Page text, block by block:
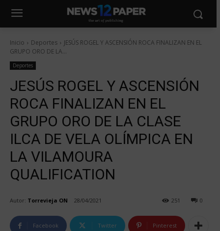
Inicio Deportes
JESÚS ROGEL Y ASCENSIÓN ROCA FINALIZAN EN EL
GRUPO ORO DE LA...
Deportes
JESÚS ROGEL Y ASCENSIÓN
ROCA FINALIZAN EN EL
GRUPO ORO DE LA CLASE
ILCA DE VELA OLÍMPICA EN
LA VILAMOURA
QUALIFICATION
Autor: Torrevieja ON 28/04/2021 0
251
Facebook Twitter Pinterest